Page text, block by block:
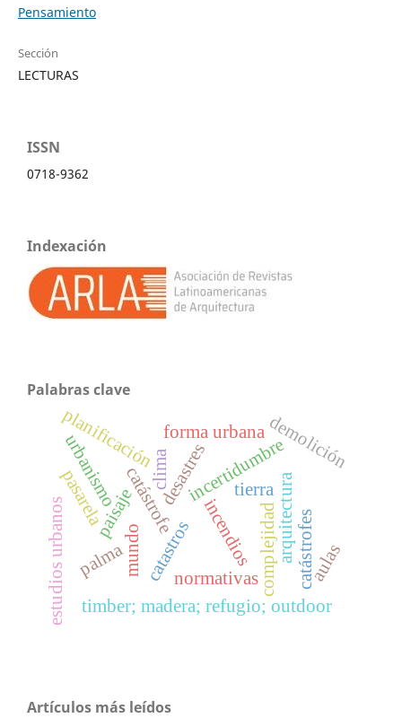
Pensamiento
Sección
LECTURAS
ISSN
0718-9362
Indexación
Palabras clave
desastres tierra
mundo
forma urbana
paisajecatástrofeincertidumbre
complejidad
timber; madera; refugio; outdoor
urbanismo
planificación
catastrosnormativas
arquitectura
estudios urbanos catástrofes
demolición
palma incendios
pasarela
aulas
clima
Artículos más leídos